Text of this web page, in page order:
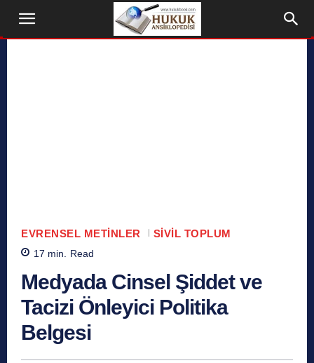
EVRENSEL METINLER SIVIL TOPLUM
17 min. Read
Medyada Cinsel Şiddet ve
Tacizi Önleyici Politika
Belgesi